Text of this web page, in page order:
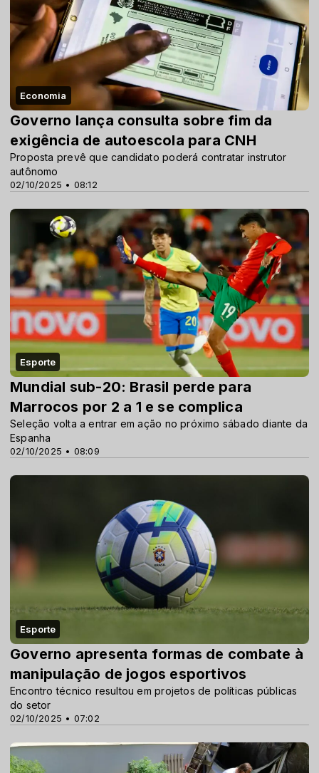
Economia
02/10/2025 • 08:12
Governo lança consulta sobre fim da
exigência de autoescola para CNH
Proposta prevê que candidato poderá contratar instrutor
autônomo
Esporte
02/10/2025 • 08:09
Mundial sub-20: Brasil perde para
Marrocos por 2 a 1 e se complica
Seleção volta a entrar em ação no próximo sábado diante da
Espanha
Esporte
02/10/2025 • 07:02
Governo apresenta formas de combate à
manipulação de jogos esportivos
Encontro técnico resultou em projetos de políticas públicas
do setor